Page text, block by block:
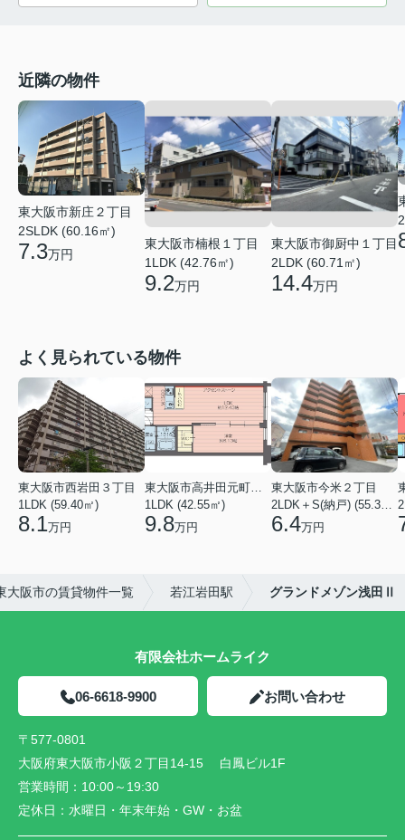
近隣の物件
東大阪市新庄２丁目
2SLDK (60.16㎡)
7.3万円
東大阪市楠根１丁目
1LDK (42.76㎡)
9.2万円
東大阪市御厨中１丁目
2LDK (60.71㎡)
14.4万円
よく見られている物件
東大阪市西岩田３丁目
1LDK (59.40㎡)
8.1万円
東大阪市高井田元町２丁目
1LDK (42.55㎡)
9.8万円
東大阪市今米２丁目
2LDK＋S(納戸) (55.35㎡)
6.4万円
大阪市の賃貸物件一覧 若江岩田駅 グランドメゾン浅田Ⅱ
有限会社ホームライク
06-6618-9900 お問い合わせ
〒577-0801
大阪府東大阪市小阪２丁目14-15 白鳳ビル1F
営業時間： 10:00～19:30
定休日： 水曜日・年末年始・GW・お盆